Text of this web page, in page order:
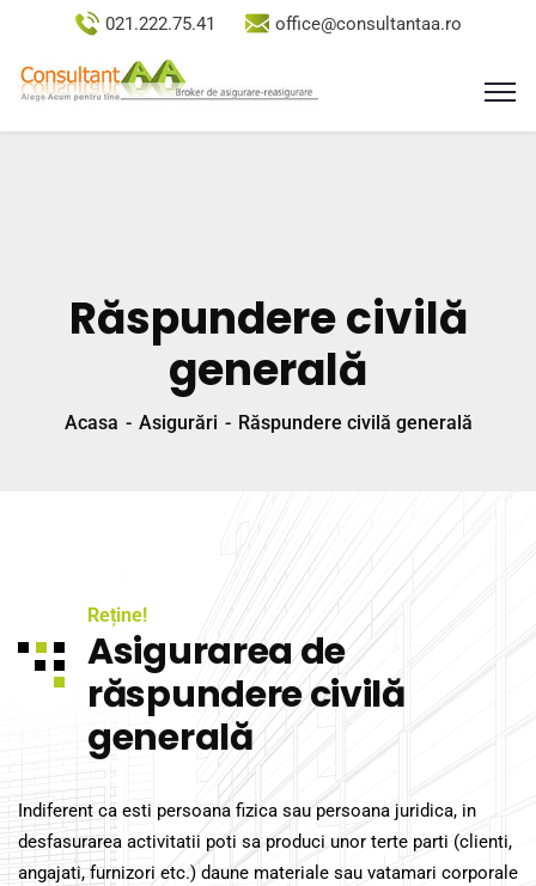
021.222.75.41 office@consultantaa.ro
Răspundere civilă
generală
Acasa Asigurări Răspundere civilă generală
Reține!
Asigurarea de
răspundere civilă
generală
Indiferent ca esti persoana fizica sau persoana juridica, in
desfasurarea activitatii poti sa produci unor terte parti (clienti,
angajati, furnizori etc.) daune materiale sau vatamari corporale